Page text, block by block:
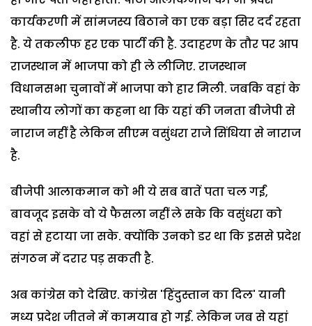
कार्यकरणी में सांमजस्य बिठाने का एक बड़ा सिर दर्द रहता
है. ये तकलीफ हर एक पार्टी की है. उदाहरण के तौर पर आप
राजस्थान में भाजपा को ही ले लीजिए. राजस्थान
विधानसभा चुनावों में भाजपा को हार मिली. जबकि वहां के
स्थानीय लोगों का कहना था कि यहां की जनता बीजेपी से
नाराज नहीं है लेकिन सीएम वसुंधरा राजे सिंधिया से नाराज
है.
बीजेपी आलाकमान को भी ये सब बातें पता चल गईं,
बावजूद इसके वो ये फैसला नहीं ले सके कि वसुंधरा को
वहां से हटाया जा सके. क्योंकि उनको डर था कि इससे प्रदेश
संगठन में दरार पड़ सकती है.
अब कांग्रेस को देखिए. कांग्रेस 'हिंदुस्तान का दिल' यानी
मध्य प्रदेश जीतने में कामयाब हो गई. लेकिन जब से यहां